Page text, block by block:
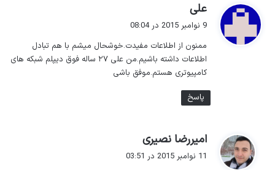
علی
:
9 نوامبر 2015 در 08:04
ممنون از اطلاعات مفیدت.خوشحال میشم با هم تبادل
اطلاعات داشته باشیم.من علی ۲۷ ساله فوق دیپلم شبکه های
کامپیوتری هستم.موفق باشی
پاسخ
امیررضا نصیری
ف
11 نوامبر 2015 در 03:51